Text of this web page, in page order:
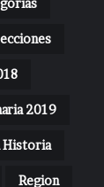
2019
Historia
Region